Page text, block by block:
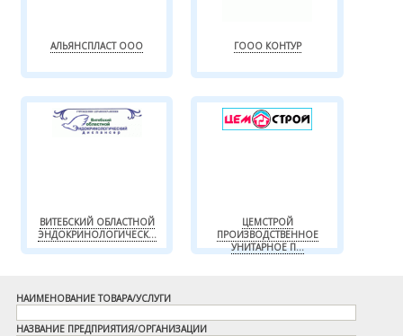
АЛЬЯНСПЛАСТ ООО ГООО КОНТУР
ВИТЕБСКИЙ ОБЛАСТНОЙ
ЭНДОКРИНОЛОГИЧЕСК...
ЦЕМСТРОЙ
ПРОИЗВОДСТВЕННОЕ
УНИТАРНОЕ П...
НАИМЕНОВАНИЕ ТОВАРА/УСЛУГИ
НАЗВАНИЕ ПРЕДПРИЯТИЯ/ОРГАНИЗАЦИИ